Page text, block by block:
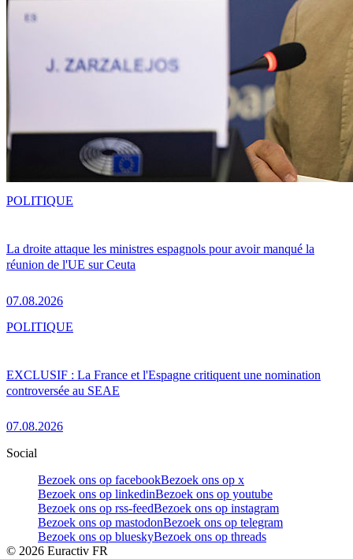
La droite attaque les ministres espagnols pour avoir manqué la
réunion de l'UE sur Ceuta
07.08.2026
POLITIQUE
EXCLUSIF : La France et l'Espagne critiquent une nomination
controversée au SEAE
07.08.2026
POLITIQUE
Social
Bezoek ons op facebookBezoek ons op x
Bezoek ons op linkedinBezoek ons op youtube
Bezoek ons op rss-feedBezoek ons op instagram
Bezoek ons op mastodonBezoek ons op telegram
Bezoek ons op blueskyBezoek ons op threads
© 2026 Euractiv FR